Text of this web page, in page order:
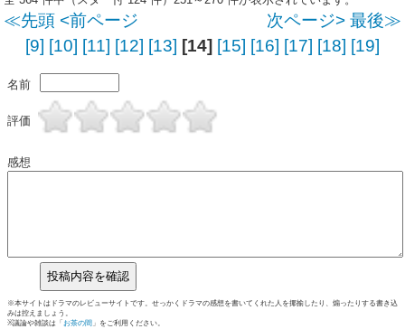
≪先頭 <前ページ 次ページ> 最後≫
[9] [10] [11] [12] [13] [14] [15] [16] [17] [18] [19]
名前
評価
感想
※本サイトはドラマのレビューサイトです。せっかくドラマの感想を書いてくれた人を揶揄したり、煽ったりする書き込
みは控えましょう。
※議論や雑談は「 お茶の間 」をご利用ください。